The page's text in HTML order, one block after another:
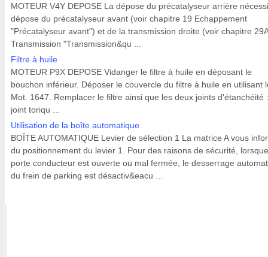
MOTEUR V4Y DEPOSE La dépose du précatalyseur arrière
dépose du précatalyseur avant (voir chapitre 19 Echappement
"Précatalyseur avant") et de la transmission droite (voir chapitre 29A
Transmission "Transmission&qu ...
Filtre à huile
MOTEUR P9X DEPOSE Vidanger le filtre à huile en déposant le
bouchon inférieur. Déposer le couvercle du filtre à huile en utilisant
Mot. 1647. Remplacer le filtre ainsi que les deux joints d'étanchéité
joint toriqu ...
Utilisation de la boîte automatique
BOÎTE AUTOMATIQUE Levier de sélection 1 La matrice A vous
du positionnement du levier 1. Pour des raisons de sécurité,
porte conducteur est ouverte ou mal fermée, le desserrage
du frein de parking est désactiv&eacu ...